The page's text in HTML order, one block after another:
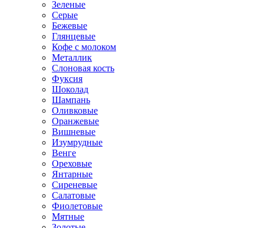
Зеленые
Серые
Бежевые
Глянцевые
Кофе с молоком
Металлик
Слоновая кость
Фуксия
Шоколад
Шампань
Оливковые
Оранжевые
Вишневые
Изумрудные
Венге
Ореховые
Янтарные
Сиреневые
Салатовые
Фиолетовые
Мятные